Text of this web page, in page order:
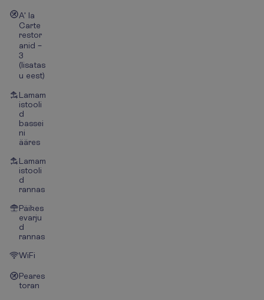
A' la
Carte
restor
anid –
3
(lisatas
u eest)
Lamam
istooli
d
bassei
ni
ääres
Lamam
istooli
d
rannas
Päikes
evarju
d
rannas
WiFi
Peares
toran